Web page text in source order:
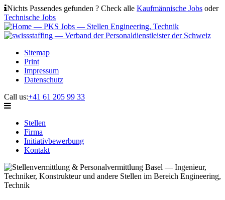
Nichts Passendes gefunden ? Check alle Kaufmännische Jobs oder
Technische Jobs
Sitemap
Print
Impressum
Datenschutz
Call us:+41 61 205 99 33
Stellen
Firma
Initiativbewerbung
Kontakt